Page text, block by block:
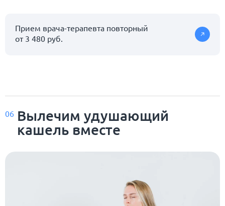
Прием врача-терапевта повторный
от 3 480 руб.
06 Вылечим удушающий
кашель вместе